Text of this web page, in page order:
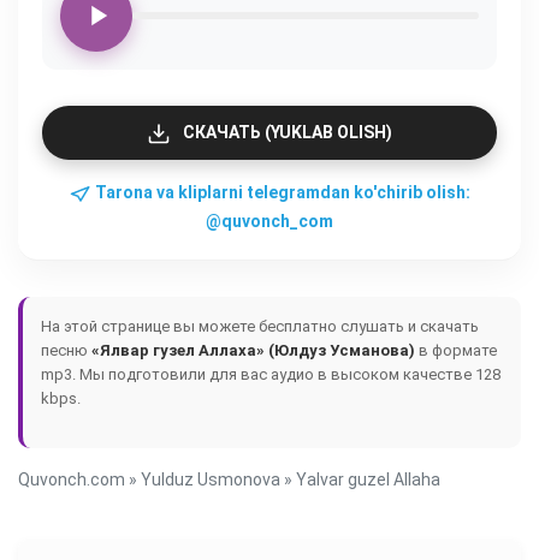
СКАЧАТЬ (YUKLAB OLISH)
Tarona va kliplarni telegramdan ko'chirib olish:
@quvonch_com
На этой странице вы можете бесплатно слушать и скачать
песню «Ялвар гузел Аллаха» (Юлдуз Усманова) в формате
mp3. Мы подготовили для вас аудио в высоком качестве 128
kbps.
Quvonch.com » Yulduz Usmonova » Yalvar guzel Allaha